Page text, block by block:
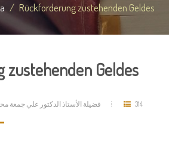
Rückforderung zustehenden Geldes
zustehenden Geldes
فضيلة الأستاذ الدكتور علي جمعة 314